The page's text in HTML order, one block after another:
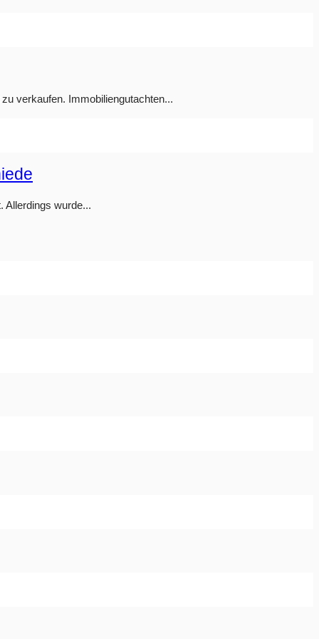
verkaufen. Immobiliengutachten...
Allerdings wurde...